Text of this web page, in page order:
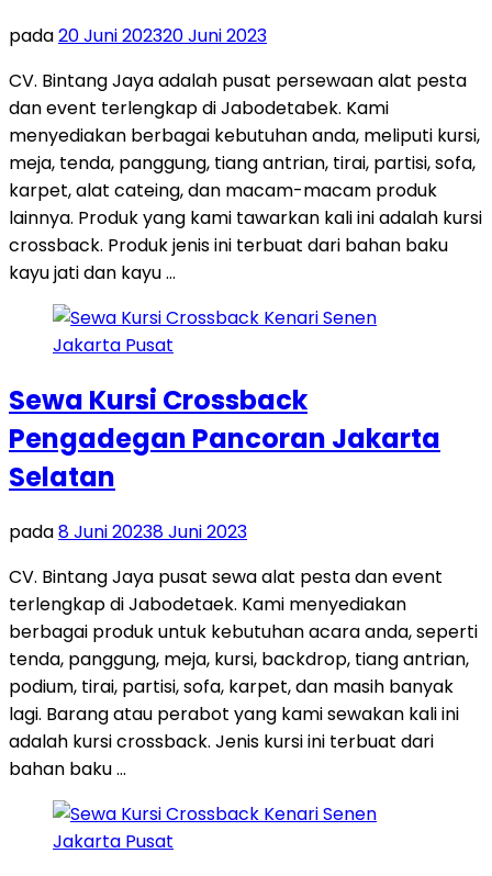
pada20 Juni 202320 Juni 2023
CV. Bintang Jaya adalah pusat persewaan alat pesta
dan event terlengkap di Jabodetabek. Kami
menyediakan berbagai kebutuhan anda, meliputi kursi,
meja, tenda, panggung, tiang antrian, tirai, partisi, sofa,
karpet, alat cateing, dan macam-macam produk
lainnya. Produk yang kami tawarkan kali ini adalah kursi
crossback. Produk jenis ini terbuat dari bahan baku
kayu jati dan kayu …
Sewa Kursi Crossback
Pengadegan Pancoran Jakarta
Selatan
pada8 Juni 20238 Juni 2023
CV. Bintang Jaya pusat sewa alat pesta dan event
terlengkap di Jabodetaek. Kami menyediakan
berbagai produk untuk kebutuhan acara anda, seperti
tenda, panggung, meja, kursi, backdrop, tiang antrian,
podium, tirai, partisi, sofa, karpet, dan masih banyak
lagi. Barang atau perabot yang kami sewakan kali ini
adalah kursi crossback. Jenis kursi ini terbuat dari
bahan baku …